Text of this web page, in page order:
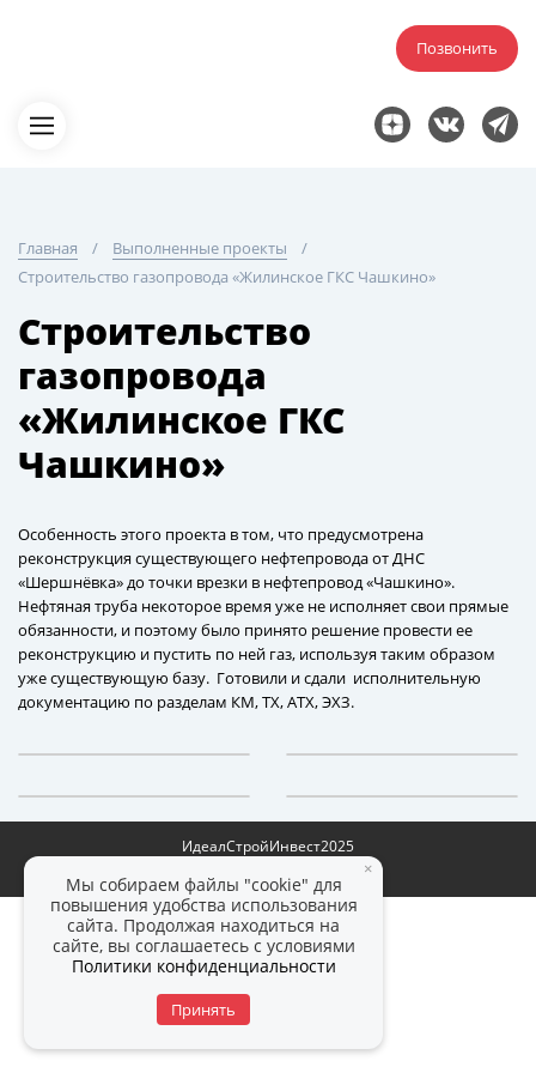
Позвонить
Главная
Выполненные проекты
Строительство газопровода «Жилинское ГКС Чашкино»
Строительство
газопровода
«Жилинское ГКС
Чашкино»
Особенность этого проекта в том, что предусмотрена
реконструкция существующего нефтепровода от ДНС
«Шершнёвка» до точки врезки в нефтепровод «Чашкино».
Нефтяная труба некоторое время уже не исполняет свои прямые
обязанности, и поэтому было принято решение провести ее
реконструкцию и пустить по ней газ, используя таким образом
уже существующую базу. Готовили и сдали исполнительную
документацию по разделам КМ, ТХ, АТХ, ЭХЗ.
ИдеалСтройИнвест2025
Политика конфиденциальности
×
Мы собираем файлы "cookie" для
повышения удобства использования
сайта. Продолжая находиться на
сайте, вы соглашаетесь с условиями
Политики конфиденциальности
Принять